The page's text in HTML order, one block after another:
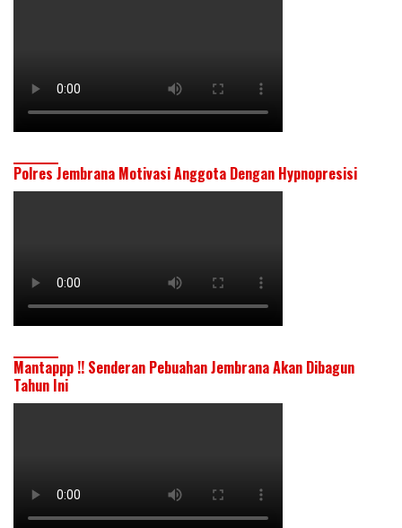
Polres Jembrana Motivasi Anggota Dengan Hypnopresisi
Mantappp !! Senderan Pebuahan Jembrana Akan Dibagun
Tahun Ini